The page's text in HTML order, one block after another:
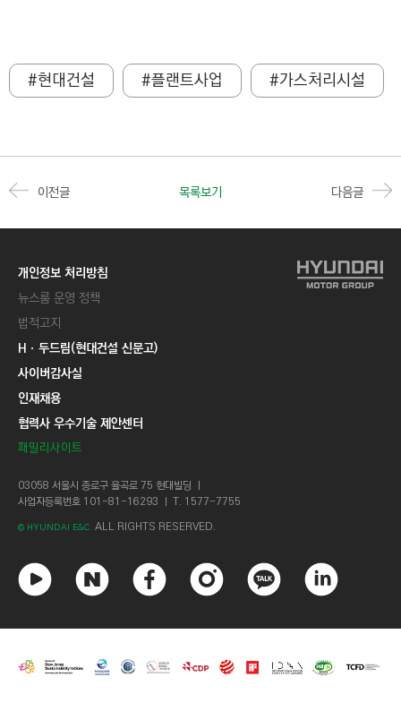
#현대건설 #플랜트사업 #가스처리시설
이전글 목록보기 다음글
개인정보 처리방침
뉴스룸 운영 정책
법적고지
Hㆍ두드림(현대건설 신문고)
사이버감사실
인재채용
협력사 우수기술 제안센터
패밀리사이트
03058 서울시 종로구 율곡로 75 현대빌딩 ㅣ
사업자등록번호 101-81-16293 ㅣ T. 1577-7755
© HYUNDAI E&C. ALL RIGHTS RESERVED.
튜
브
이
이
스
북
스
타
그
카
오
톡
크
드
인